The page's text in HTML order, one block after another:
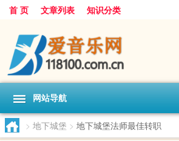
首 页 文章列表 知识分类
网站导航
> 地下城堡 > 地下城堡法师最佳转职